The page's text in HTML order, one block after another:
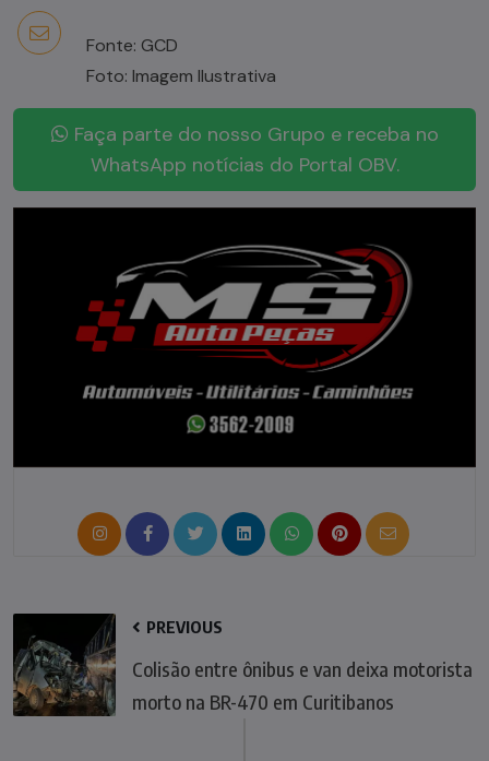
Fonte: GCD
Foto: Imagem Ilustrativa
Faça parte do nosso Grupo e receba no
WhatsApp notícias do Portal OBV.
PREVIOUS
Colisão entre ônibus e van deixa motorista
morto na BR-470 em Curitibanos